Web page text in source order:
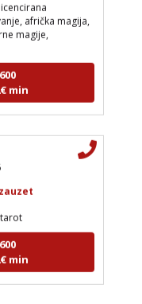
afrička magija,
magije,
min
min